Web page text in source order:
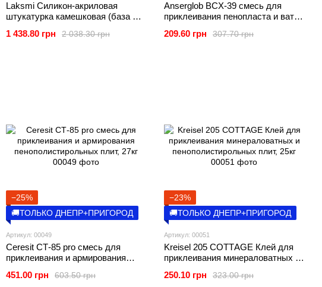
Laksmi Силикон-акриловая
штукатурка камешковая (база А)
2 038.30 грн
1 438.80 грн
Anserglob BCХ-39 смесь для
приклеивания пенопласта и ваты,
307.70 грн
209.60 грн
−25%
🚚ТОЛЬКО ДНЕПР+ПРИГОРОД
Артикул: 00049
Ceresit CТ-85 pro смесь для
приклеивания и армирования
603.50 грн
451.00 грн
−23%
🚚ТОЛЬКО ДНЕПР+ПРИГОРОД
Артикул: 00051
Kreisel 205 СОТТAGE Клей для
приклеивания минераловатных и
323.00 грн
250.10 грн